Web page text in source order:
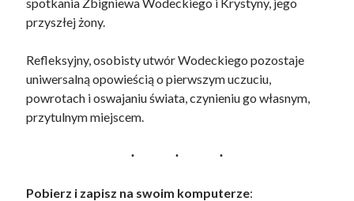
przyszłej żony.
Refleksyjny, osobisty utwór Wodeckiego pozostaje
uniwersalną opowieścią o pierwszym uczuciu,
powrotach i oswajaniu świata, czynieniu go własnym,
przytulnym miejscem.
Pobierz i zapisz na swoim komputerze: